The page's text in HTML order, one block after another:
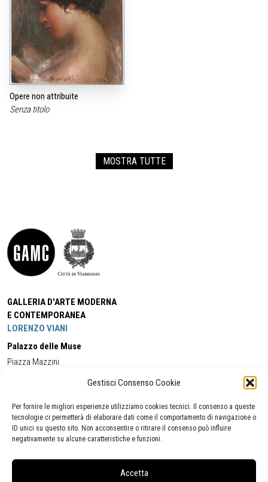
Gestisci Consenso Cookie
Per fornire le migliori esperienze utilizziamo cookies tecnici. Il consenso a queste
tecnologie ci permetterà di elaborare dati come il comportamento di navigazione o
ID unici su questo sito. Non acconsentire o ritirare il consenso può influire
negativamente su alcune caratteristiche e funzioni.
Accetta
Opere non attribuite
Senza titolo
MOSTRA TUTTE
GALLERIA D'ARTE MODERNA
E CONTEMPORANEA
LORENZO VIANI
Palazzo delle Muse
Piazza Mazzini
Cell:+39 338 5714978 (orario apertura Galleria)
Tel:
+39 0584 944580
(orario 09.00/13.00)
Email:gamc@comune.viareggio.lu.it
Segnalazione di inaccessibilità